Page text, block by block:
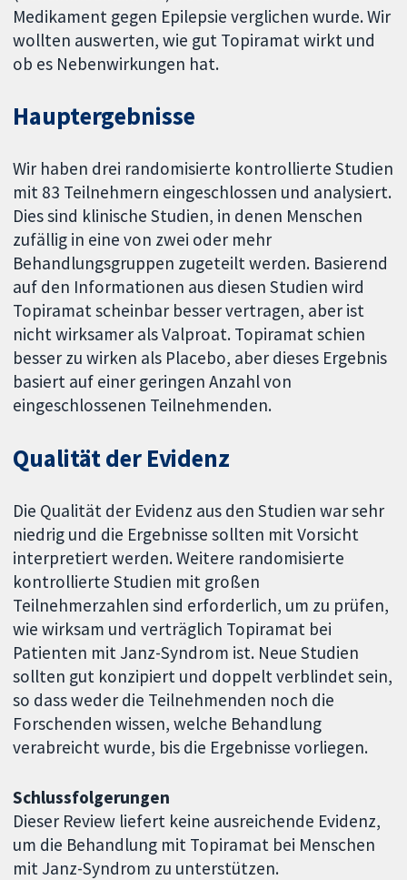
Medikament gegen Epilepsie verglichen wurde. Wir
wollten auswerten, wie gut Topiramat wirkt und
ob es Nebenwirkungen hat.
Hauptergebnisse
Wir haben drei randomisierte kontrollierte Studien
mit 83 Teilnehmern eingeschlossen und analysiert.
Dies sind klinische Studien, in denen Menschen
zufällig in eine von zwei oder mehr
Behandlungsgruppen zugeteilt werden. Basierend
auf den Informationen aus diesen Studien wird
Topiramat scheinbar besser vertragen, aber ist
nicht wirksamer als Valproat. Topiramat schien
besser zu wirken als Placebo, aber dieses Ergebnis
basiert auf einer geringen Anzahl von
eingeschlossenen Teilnehmenden.
Qualität der Evidenz
Die Qualität der Evidenz aus den Studien war sehr
niedrig und die Ergebnisse sollten mit Vorsicht
interpretiert werden. Weitere randomisierte
kontrollierte Studien mit großen
Teilnehmerzahlen sind erforderlich, um zu prüfen,
wie wirksam und verträglich Topiramat bei
Patienten mit Janz-Syndrom ist. Neue Studien
sollten gut konzipiert und doppelt verblindet sein,
so dass weder die Teilnehmenden noch die
Forschenden wissen, welche Behandlung
verabreicht wurde, bis die Ergebnisse vorliegen.
Schlussfolgerungen
Dieser Review liefert keine ausreichende Evidenz,
um die Behandlung mit Topiramat bei Menschen
mit Janz-Syndrom zu unterstützen.